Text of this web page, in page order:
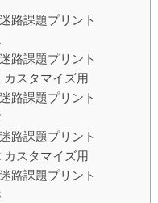
路課題プリント
路課題プリント
カスタマイズ用
路課題プリント
路課題プリント
カスタマイズ用
路課題プリント